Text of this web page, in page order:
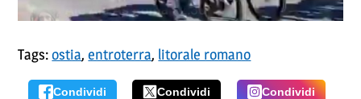
Tags:ostia,entroterra, litorale romano
Condividi Condividi Condividi